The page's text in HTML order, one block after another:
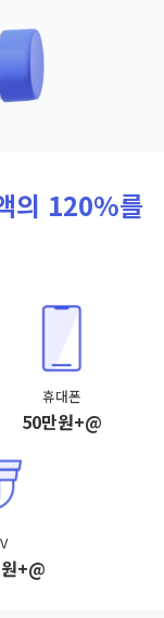
의 120%를
휴대폰
50만원+@
+@